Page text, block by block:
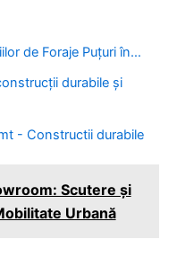
de Foraje Puțuri în…
durabile și
- Constructii durabile
Scutere și
Urbană